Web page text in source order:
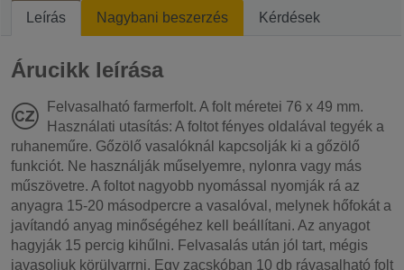
Leírás Nagybani beszerzés Kérdések
Árucikk leírása
Felvasalható farmerfolt. A folt méretei 76 x 49 mm.
Használati utasítás: A foltot fényes oldalával tegyék a
ruhaneműre. Gőzölő vasalóknál kapcsolják ki a gőzölő
funkciót. Ne használják műselyemre, nylonra vagy más
műszövetre. A foltot nagyobb nyomással nyomják rá az
anyagra 15-20 másodpercre a vasalóval, melynek hőfokát a
javítandó anyag minőségéhez kell beállítani. Az anyagot
hagyják 15 percig kihűlni. Felvasalás után jól tart, mégis
javasoljuk körülvarrni. Egy zacskóban 10 db rávasalható folt